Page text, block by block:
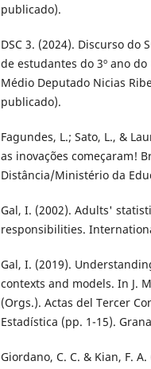
publicado).
DSC 3. (2024). Discurso do
de estudantes do 3º ano
Médio Deputado Nicias
publicado).
Fagundes, L.; Sato, L., &
as inovações começaram!
Distância/Ministério da
Gal, I. (2002). Adults'
responsibilities.
Gal, I. (2019).
contexts and models. In J.
(Orgs.). Actas del Tercer
Estadística (pp. 1-15).
Giordano, C. C. & Kian, F.